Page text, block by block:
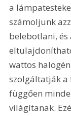
a
számoljunk
belebotlani, és
wattos
szolgáltatják a
függően
világítanak.